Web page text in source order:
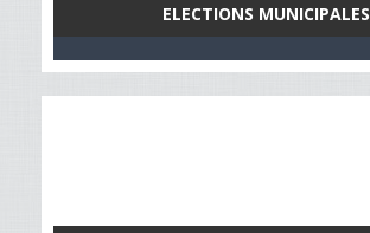
ELECTIONS MUNICIPALES